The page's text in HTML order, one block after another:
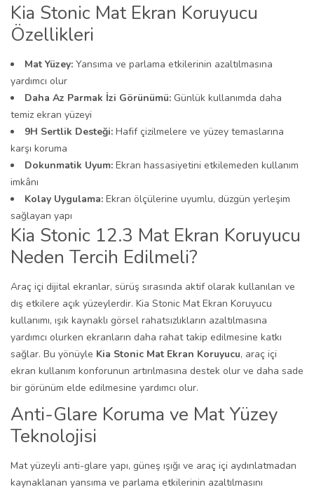
Kia Stonic Mat Ekran Koruyucu
Özellikleri
Mat Yüzey: Yansıma ve parlama etkilerinin azaltılmasına
yardımcı olur
Daha Az Parmak İzi Görünümü: Günlük kullanımda daha
temiz ekran yüzeyi
9H Sertlik Desteği: Hafif çizilmelere ve yüzey temaslarına
karşı koruma
Dokunmatik Uyum: Ekran hassasiyetini etkilemeden kullanım
imkânı
Kolay Uygulama: Ekran ölçülerine uyumlu, düzgün yerleşim
sağlayan yapı
Kia Stonic 12.3 Mat Ekran Koruyucu
Neden Tercih Edilmeli?
Araç içi dijital ekranlar, sürüş sırasında aktif olarak kullanılan ve
dış etkilere açık yüzeylerdir. Kia Stonic Mat Ekran Koruyucu
kullanımı, ışık kaynaklı görsel rahatsızlıkların azaltılmasına
yardımcı olurken ekranların daha rahat takip edilmesine katkı
sağlar. Bu yönüyle Kia Stonic Mat Ekran Koruyucu, araç içi
ekran kullanım konforunun artırılmasına destek olur ve daha sade
bir görünüm elde edilmesine yardımcı olur.
Anti-Glare Koruma ve Mat Yüzey
Teknolojisi
Mat yüzeyli anti-glare yapı, güneş ışığı ve araç içi aydınlatmadan
kaynaklanan yansıma ve parlama etkilerinin azaltılmasını